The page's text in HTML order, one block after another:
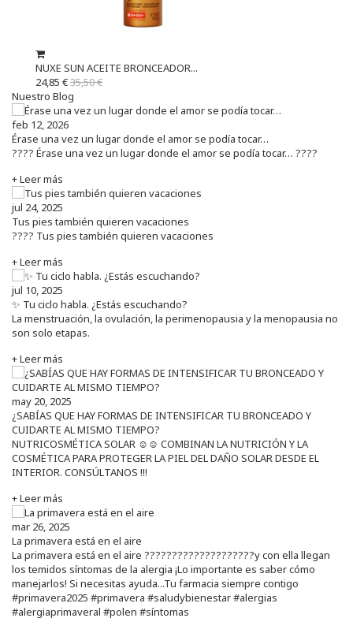
NUXE SUN ACEITE BRONCEADOR...
24,85 €35,50 €
Nuestro Blog
feb 12, 2026
Érase una vez un lugar donde el amor se podía tocar…
???? Érase una vez un lugar donde el amor se podía tocar… ????
+ Leer más
jul 24, 2025
Tus pies también quieren vacaciones
???? Tus pies también quieren vacaciones
+ Leer más
jul 10, 2025
✨ Tu ciclo habla. ¿Estás escuchando?
La menstruación, la ovulación, la perimenopausia y la menopausia no
son solo etapas.
+ Leer más
may 20, 2025
¿SABÍAS QUE HAY FORMAS DE INTENSIFICAR TU BRONCEADO Y
CUIDARTE AL MISMO TIEMPO?
NUTRICOSMÉTICA SOLAR ☺️☺️ COMBINAN LA NUTRICIÓN Y LA
COSMÉTICA PARA PROTEGER LA PIEL DEL DAÑO SOLAR DESDE EL
INTERIOR. CONSÚLTANOS !!!
+ Leer más
mar 26, 2025
La primavera está en el aire
La primavera está en el aire ????????????????????y con ella llegan
los temidos síntomas de la alergia ¡Lo importante es saber cómo
manejarlos! Si necesitas ayuda...Tu farmacia siempre contigo
#primavera2025 #primavera #saludybienestar #alergias
#alergiaprimaveral #polen #síntomas